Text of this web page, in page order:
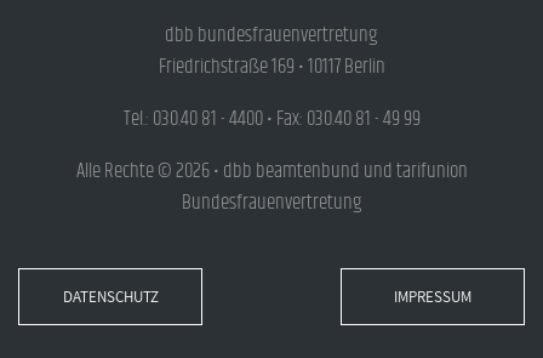
dbb bundesfrauenvertretung
Friedrichstraße 169 • 10117 Berlin
Tel.: 030.40 81 - 4400 • Fax: 030.40 81 - 49 99
Alle Rechte © 2026 • dbb beamtenbund und tarifunion
Bundesfrauenvertretung
DATENSCHUTZ IMPRESSUM